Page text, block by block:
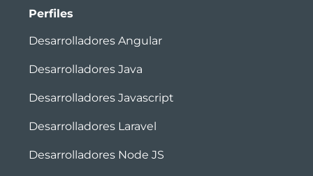
Perfiles
Desarrolladores Angular
Desarrolladores Java
Desarrolladores Javascript
Desarrolladores Laravel
Desarrolladores Node JS